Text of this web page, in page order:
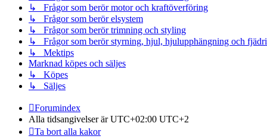
↳ Frågor som berör motor och kraftöverföring
↳ Frågor som berör elsystem
↳ Frågor som berör trimning och styling
↳ Frågor som berör styrning, hjul, hjulupphängning och
↳ Mektips
Marknad köpes och säljes
↳ Köpes
↳ Säljes
Forumindex
Alla tidsangivelser är UTC+02:00 UTC+2
Ta bort alla kakor